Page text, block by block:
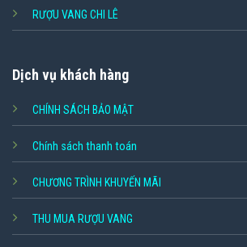
RƯỢU VANG CHI LÊ
Dịch vụ khách hàng
CHÍNH SÁCH BẢO MẬT
Chính sách thanh toán
CHƯƠNG TRÌNH KHUYẾN MÃI
THU MUA RƯỢU VANG